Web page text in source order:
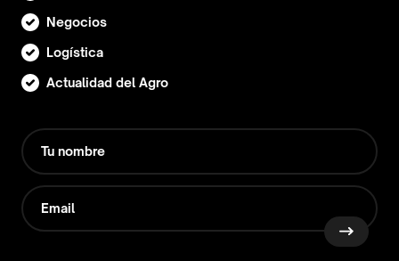
Negocios
Logística
Actualidad del Agro